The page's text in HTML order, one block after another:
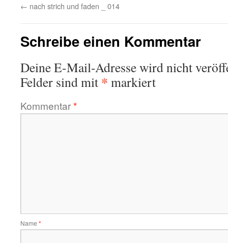
← nach strich und faden _ 014
Schreibe einen Kommentar
Deine E-Mail-Adresse wird nicht
Felder sind mit * markiert
Kommentar*
Name *